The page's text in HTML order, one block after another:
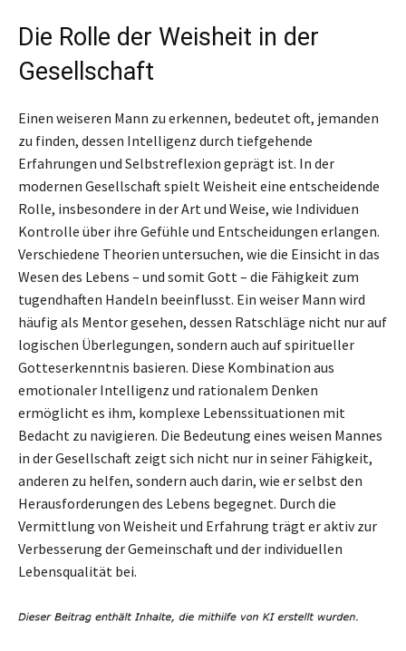
Die Rolle der Weisheit in der
Gesellschaft
Einen weiseren Mann zu erkennen, bedeutet oft, jemanden
zu finden, dessen Intelligenz durch tiefgehende
Erfahrungen und Selbstreflexion geprägt ist. In der
modernen Gesellschaft spielt Weisheit eine entscheidende
Rolle, insbesondere in der Art und Weise, wie Individuen
Kontrolle über ihre Gefühle und Entscheidungen erlangen.
Verschiedene Theorien untersuchen, wie die Einsicht in das
Wesen des Lebens – und somit Gott – die Fähigkeit zum
tugendhaften Handeln beeinflusst. Ein weiser Mann wird
häufig als Mentor gesehen, dessen Ratschläge nicht nur auf
logischen Überlegungen, sondern auch auf spiritueller
Gotteserkenntnis basieren. Diese Kombination aus
emotionaler Intelligenz und rationalem Denken
ermöglicht es ihm, komplexe Lebenssituationen mit
Bedacht zu navigieren. Die Bedeutung eines weisen Mannes
in der Gesellschaft zeigt sich nicht nur in seiner Fähigkeit,
anderen zu helfen, sondern auch darin, wie er selbst den
Herausforderungen des Lebens begegnet. Durch die
Vermittlung von Weisheit und Erfahrung trägt er aktiv zur
Verbesserung der Gemeinschaft und der individuellen
Lebensqualität bei.